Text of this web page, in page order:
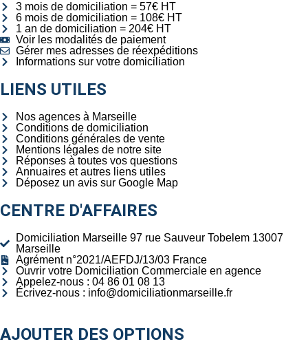
3 mois de domiciliation = 57€ HT
6 mois de domiciliation = 108€ HT
1 an de domiciliation = 204€ HT
Voir les modalités de paiement
Gérer mes adresses de réexpéditions
Informations sur votre domiciliation
LIENS UTILES
Nos agences à Marseille
Conditions de domiciliation
Conditions générales de vente
Mentions légales de notre site
Réponses à toutes vos questions
Annuaires et autres liens utiles
Déposez un avis sur Google Map
CENTRE D'AFFAIRES
Domiciliation Marseille 97 rue Sauveur Tobelem 13007
Marseille
Agrément n°2021/AEFDJ/13/03 France
Ouvrir votre Domiciliation Commerciale en agence
Appelez-nous : 04 86 01 08 13
Écrivez-nous : info@domiciliationmarseille.fr
AJOUTER DES OPTIONS